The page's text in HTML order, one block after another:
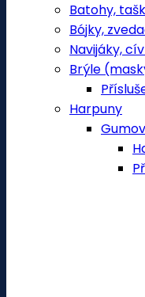
Batohy,
Bójky,
Navijáky,
Brýle
Harpuny